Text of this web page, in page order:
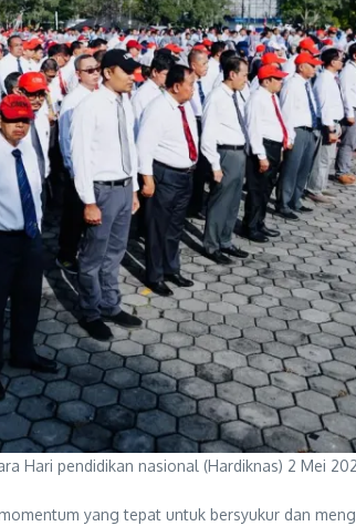
Hari pendidikan nasional (Hardiknas) 2 Mei
yang tepat untuk bersyukur dan